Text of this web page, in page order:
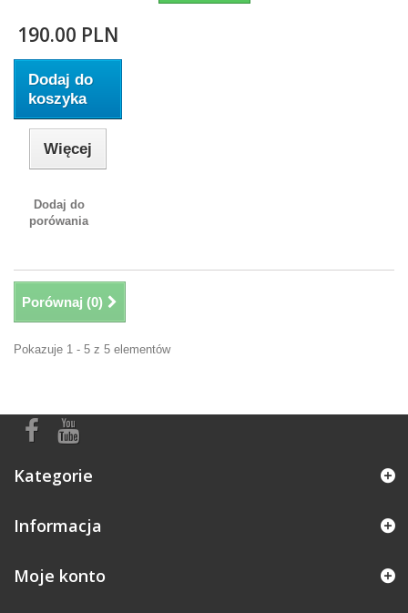
190.00 PLN
Dodaj do
koszyka
Więcej
Dodaj do
porówania
Porównaj (0)
Pokazuje 1 - 5 z 5 elementów
Kategorie
Informacja
Moje konto